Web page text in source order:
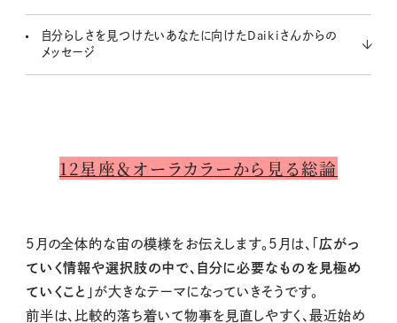
自分らしさを見つけたいあなたに向けたDaikiさんからの
メッセージ
12星座＆オーラカラーから見る総論
5月の全体的な宙の模様をお伝えします。5月は、「 広がっ
ていく情報や選択肢の中で、自分に必要なものを見極め
ていくこと 」が大きなテーマになっていきそうです。
前半は、比較的落ち着いて物事を見直しやすく、最近始め